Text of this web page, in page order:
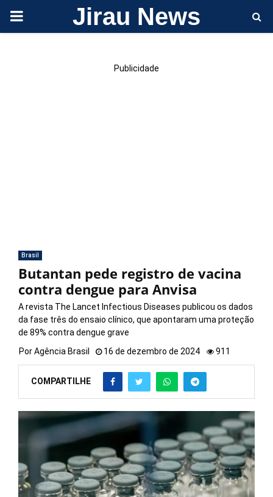
PRIMARY Jirau News
Publicidade
Brasil
Butantan pede registro de vacina
contra dengue para Anvisa
A revista The Lancet Infectious Diseases publicou os dados
da fase três do ensaio clínico, que apontaram uma proteção
de 89% contra dengue grave
PorAgência Brasil 16 de dezembro de 2024 911
COMPARTILHE